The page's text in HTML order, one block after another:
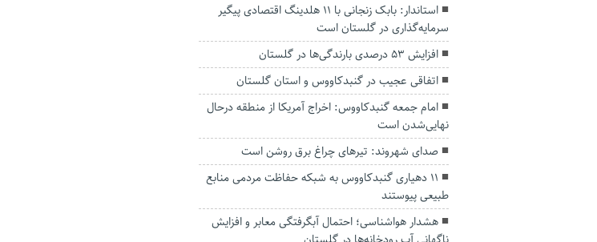
استاندار: بابک زنجانی با ۱۱ هلدینگ اقتصادی پیگیر
سرمایه‌گذاری در گلستان است
افزایش ۵۳ درصدی بارندگی‌ها در گلستان
اتفاقی عجیب در‌ گنبدکاووس و استان گلستان
امام جمعه گنبدکاووس: اخراج آمریکا از منطقه درحال
نهایی‌شدن است
صدای شهروند: تیرهای چراغ برق روشن است
۱۱ دهیاری گنبدکاووس به شبکه حفاظت مردمی منابع
طبیعی پیوستند
هشدار هواشناسی؛ احتمال آبگرفتگی معابر و افزایش